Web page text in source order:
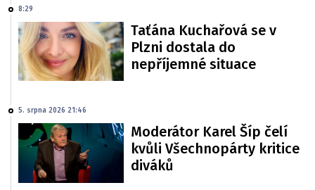
8:29
Taťána Kuchařová se v
Plzni dostala do
nepříjemné situace
5. srpna 2026 21:46
Moderátor Karel Šíp čelí
kvůli Všechnopárty kritice
diváků